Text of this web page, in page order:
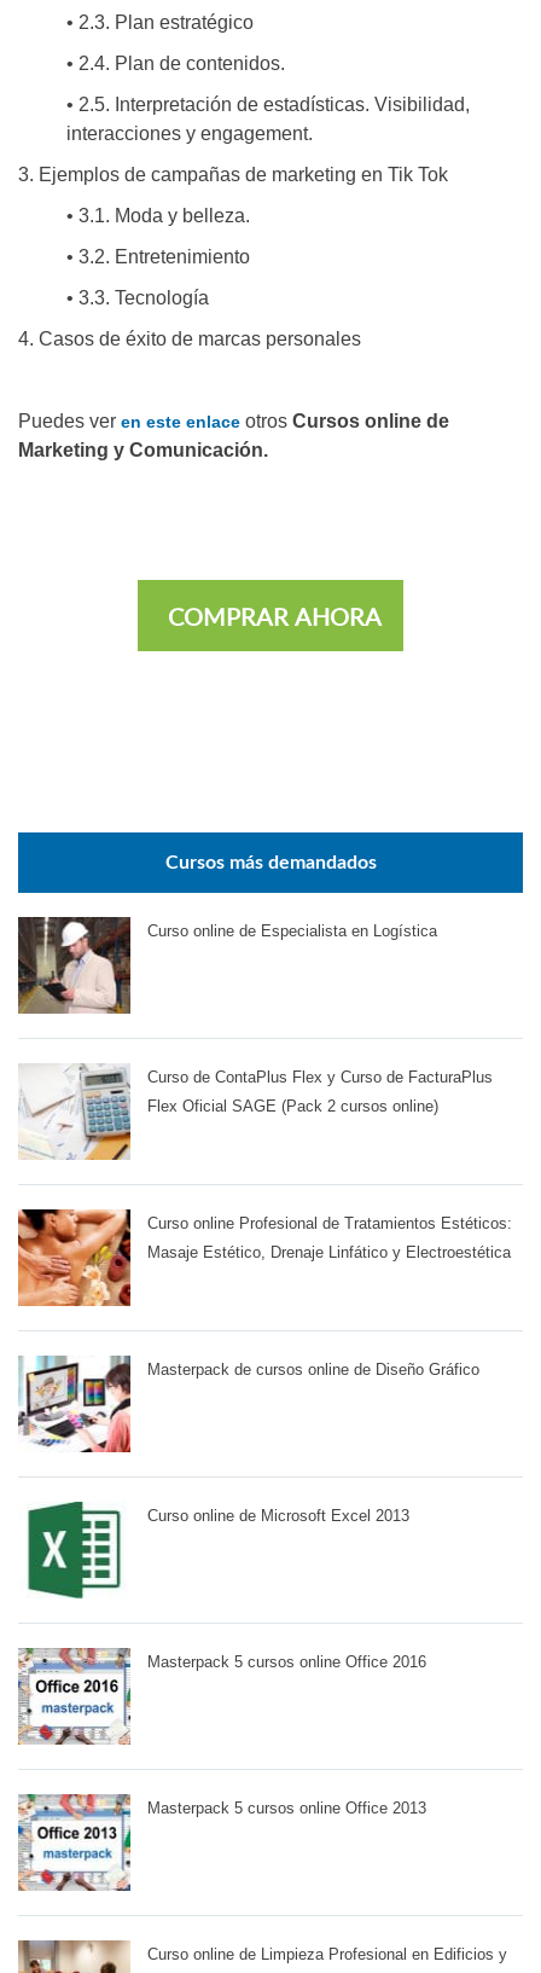
• 2.3. Plan estratégico
• 2.4. Plan de contenidos.
• 2.5. Interpretación de estadísticas. Visibilidad,
interacciones y engagement.
3. Ejemplos de campañas de marketing en Tik Tok
• 3.1. Moda y belleza.
• 3.2. Entretenimiento
• 3.3. Tecnología
4. Casos de éxito de marcas personales
Puedes ver en este enlace otros Cursos online de
Marketing y Comunicación.
COMPRAR AHORA
Cursos más demandados
Curso online de Especialista en Logística
Curso de ContaPlus Flex y Curso de FacturaPlus
Flex Oficial SAGE (Pack 2 cursos online)
Curso online Profesional de Tratamientos Estéticos:
Masaje Estético, Drenaje Linfático y Electroestética
Masterpack de cursos online de Diseño Gráfico
Curso online de Microsoft Excel 2013
Masterpack 5 cursos online Office 2016
Masterpack 5 cursos online Office 2013
Curso online de Limpieza Profesional en Edificios y